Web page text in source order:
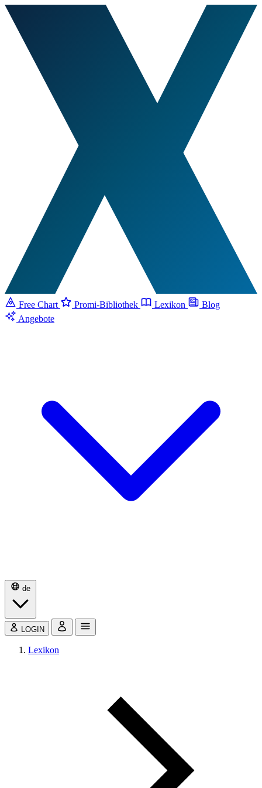
Free Chart Promi-Bibliothek Lexikon
Blog
Angebote
de
LOGIN
Lexikon